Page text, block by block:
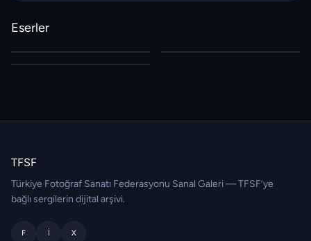
Eserler
TFSF
Türkiye Fotoğraf Sanatı Federasyonu Sanal Galeri — TFSF’ye
bağlı sergilerin dijital arşivi.
F I X